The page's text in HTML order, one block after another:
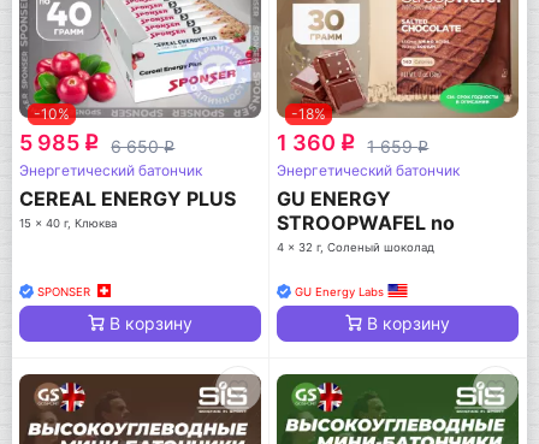
-10%
5 985 q 6 650q
Энергетический батончик
CEREAL ENERGY PLUS
15 x 40 г, Клюква
SPONSER
В корзину
-18%
1 360 q 1 659q
Энергетический батончик
GU ENERGY
STROOPWAFEL no
caffeine
4 x 32 г, Соленый шоколад
GU Energy Labs
В корзину